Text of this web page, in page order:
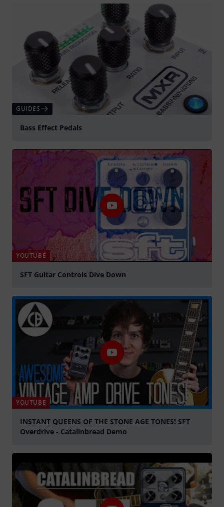
GUIDES
Bass Effect Pedals
YOUTUBE
SFT Guitar Controls Dive Down
YOUTUBE
INSTANT QUEENS OF THE STONE AGE TONES! SFT
Overdrive - Catalinbread Demo